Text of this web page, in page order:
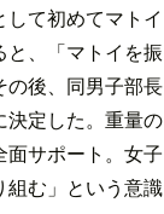
て初めてマトイ
、「マトイを振
の後、同男子部長
決定した。重量の
サポート。女子
組む」という意識